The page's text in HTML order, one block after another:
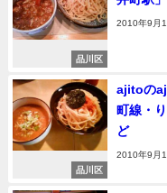
品川区
2010年9月1
品川区
ajitoの
町線・
ど
2010年9月1